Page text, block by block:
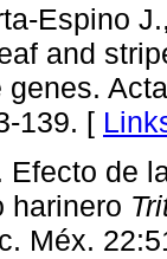
Espino
and
139. [
Efecto de
harinero
Méx.